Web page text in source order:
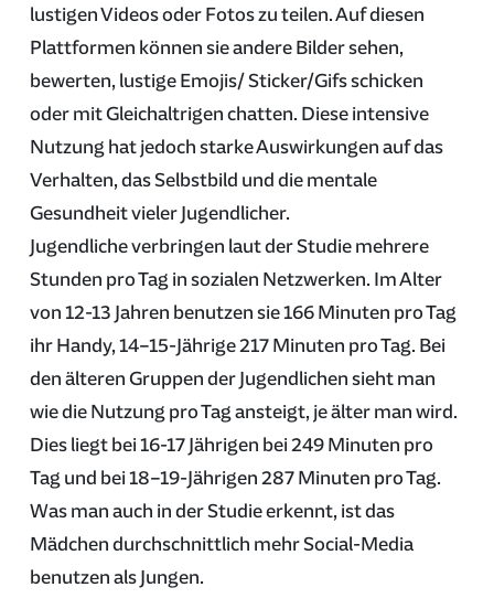
lustigen Videos oder Fotos zu teilen. Auf diesen
Plattformen können sie andere Bilder sehen,
bewerten, lustige Emojis/ Sticker/Gifs schicken
oder mit Gleichaltrigen chatten. Diese intensive
Nutzung hat jedoch starke Auswirkungen auf das
Verhalten, das Selbstbild und die mentale
Gesundheit vieler Jugendlicher.
Jugendliche verbringen laut der Studie mehrere
Stunden pro Tag in sozialen Netzwerken. Im Alter
von 12-13 Jahren benutzen sie 166 Minuten pro Tag
ihr Handy, 14–15-Jährige 217 Minuten pro Tag. Bei
den älteren Gruppen der Jugendlichen sieht man
wie die Nutzung pro Tag ansteigt, je älter man wird.
Dies liegt bei 16-17 Jährigen bei 249 Minuten pro
Tag und bei 18–19-Jährigen 287 Minuten pro Tag.
Was man auch in der Studie erkennt, ist das
Mädchen durchschnittlich mehr Social-Media
benutzen als Jungen.